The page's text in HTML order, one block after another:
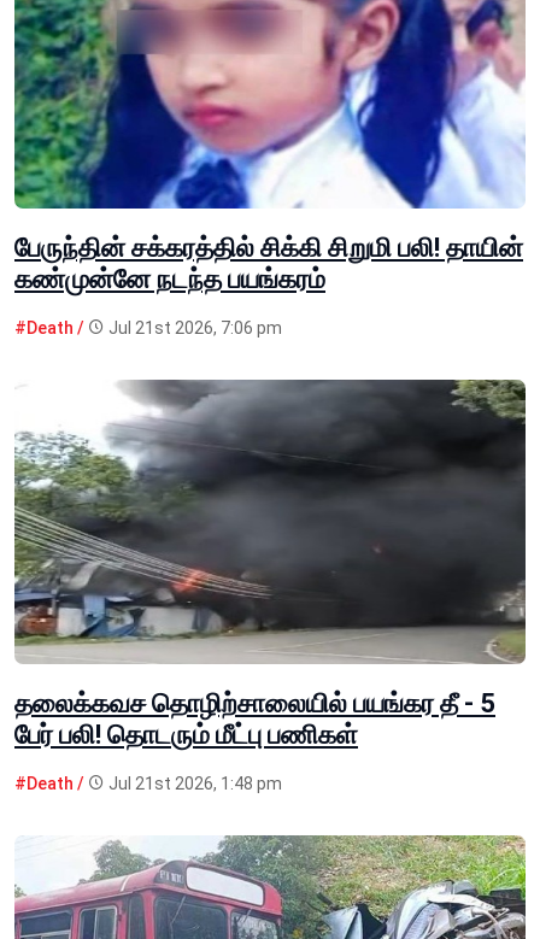
பேருந்தின் சக்கரத்தில் சிக்கி சிறுமி பலி! தாயின்
கண்முன்னே நடந்த பயங்கரம்
#Death / Jul 21st 2026, 7:06 pm
தலைக்கவச தொழிற்சாலையில் பயங்கர தீ - 5
பேர் பலி! தொடரும் மீட்பு பணிகள்
#Death / Jul 21st 2026, 1:48 pm